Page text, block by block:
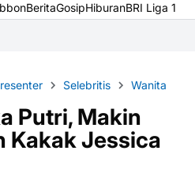
BeritaGosipHiburanBRI Liga 1
Selebritis Wanita
Putri, Makin
Kakak Jessica